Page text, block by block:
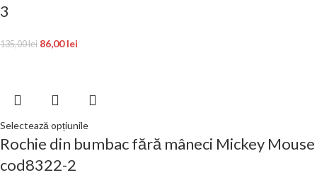
3
135,00lei 86,00lei
Selectează opțiunile
Rochie din bumbac fără mâneci Mickey Mouse
cod8322-2